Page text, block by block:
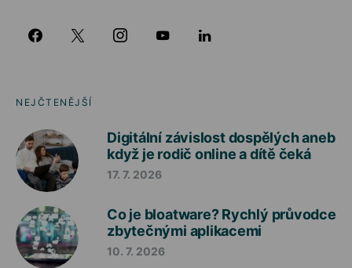
NEJČTENĚJŠÍ
Digitální závislost dospělých aneb
když je rodič online a dítě čeká
17. 7. 2026
Co je bloatware? Rychlý průvodce
zbytečnými aplikacemi
10. 7. 2026